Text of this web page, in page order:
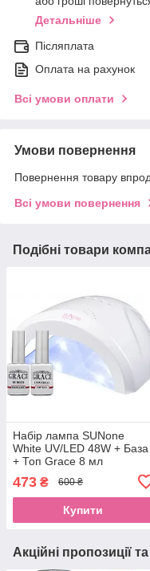
Детальніше
Післяплата
Оплата на рахунок
Всі умови оплати
Умови повернення
Повернення товару
Всі умови повернення
Подібні товари
Набір лампа SUNone
White UV/LED 48W + База
+ Топ Grace 8 мл
473 ₴ 600 ₴
Купити
Акційні пропозиції